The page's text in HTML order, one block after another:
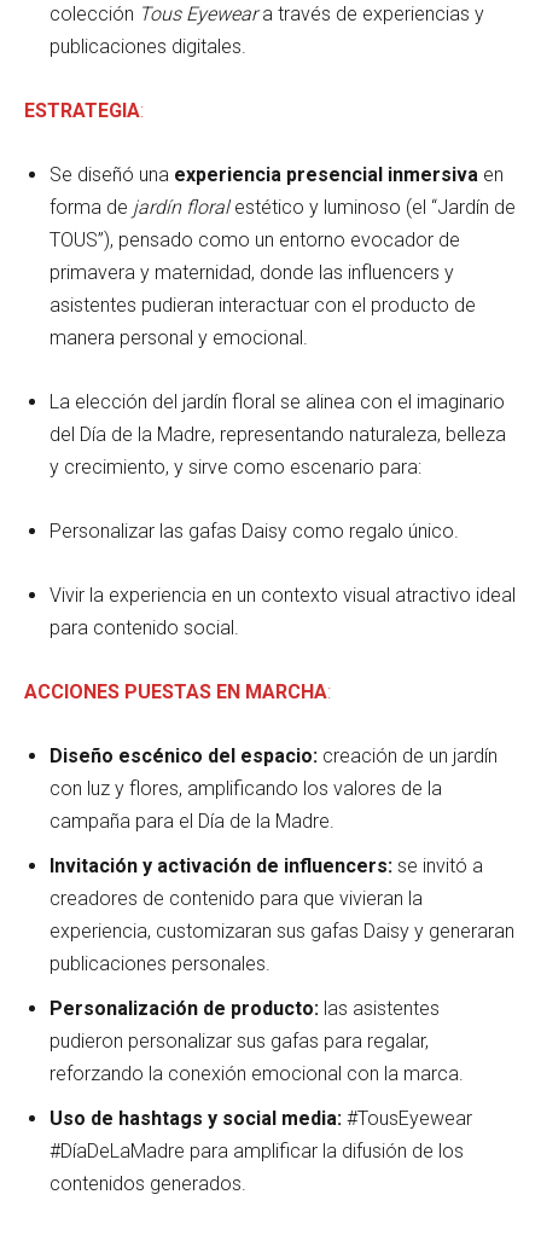
colección Tous Eyeweara través de experiencias y
publicaciones digitales.
ESTRATEGIA:
Se diseñó una experiencia presencial inmersiva en
forma de jardín floralestético y luminoso (el “Jardín de
TOUS”), pensado como un entorno evocador de
primavera y maternidad, donde las influencers y
asistentes pudieran interactuar con el producto de
manera personal y emocional.
La elección del jardín floral se alinea con el imaginario
del Día de la Madre, representando naturaleza, belleza
y crecimiento, y sirve como escenario para:
Personalizar las gafas Daisy como regalo único.
Vivir la experiencia en un contexto visual atractivo ideal
para contenido social.
ACCIONES PUESTAS EN MARCHA:
Diseño escénico del espacio: creación de un jardín
con luz y flores, amplificando los valores de la
campaña para el Día de la Madre.
Invitación y activación de influencers: se invitó a
creadores de contenido para que vivieran la
experiencia, customizaran sus gafas Daisy y generaran
publicaciones personales.
Personalización de producto: las asistentes
pudieron personalizar sus gafas para regalar,
reforzando la conexión emocional con la marca.
Uso de hashtags y social media: #TousEyewear
#DíaDeLaMadre para amplificar la difusión de los
contenidos generados.